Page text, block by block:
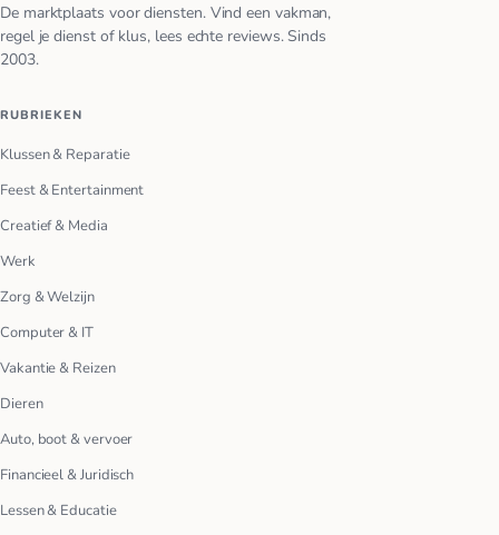
De marktplaats voor diensten. Vind een vakman,
regel je dienst of klus, lees echte reviews. Sinds
2003.
RUBRIEKEN
Klussen & Reparatie
Feest & Entertainment
Creatief & Media
Werk
Zorg & Welzijn
Computer & IT
Vakantie & Reizen
Dieren
Auto, boot & vervoer
Financieel & Juridisch
Lessen & Educatie